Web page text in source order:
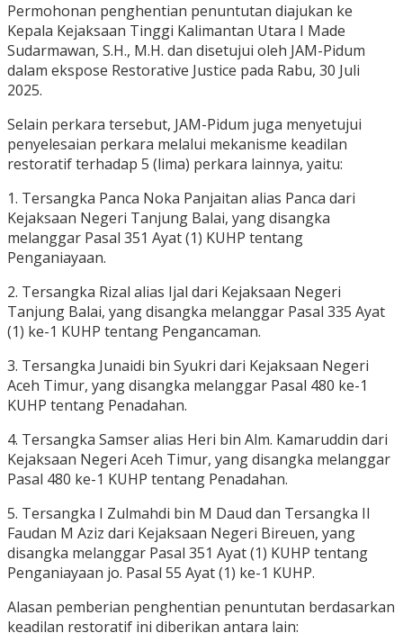
Permohonan penghentian penuntutan diajukan ke
Kepala Kejaksaan Tinggi Kalimantan Utara I Made
Sudarmawan, S.H., M.H. dan disetujui oleh JAM-Pidum
dalam ekspose Restorative Justice pada Rabu, 30 Juli
2025.
Selain perkara tersebut, JAM-Pidum juga menyetujui
penyelesaian perkara melalui mekanisme keadilan
restoratif terhadap 5 (lima) perkara lainnya, yaitu:
1. Tersangka Panca Noka Panjaitan alias Panca dari
Kejaksaan Negeri Tanjung Balai, yang disangka
melanggar Pasal 351 Ayat (1) KUHP tentang
Penganiayaan.
2. Tersangka Rizal alias Ijal dari Kejaksaan Negeri
Tanjung Balai, yang disangka melanggar Pasal 335 Ayat
(1) ke-1 KUHP tentang Pengancaman.
3. Tersangka Junaidi bin Syukri dari Kejaksaan Negeri
Aceh Timur, yang disangka melanggar Pasal 480 ke-1
KUHP tentang Penadahan.
4. Tersangka Samser alias Heri bin Alm. Kamaruddin dari
Kejaksaan Negeri Aceh Timur, yang disangka melanggar
Pasal 480 ke-1 KUHP tentang Penadahan.
5. Tersangka I Zulmahdi bin M Daud dan Tersangka II
Faudan M Aziz dari Kejaksaan Negeri Bireuen, yang
disangka melanggar Pasal 351 Ayat (1) KUHP tentang
Penganiayaan jo. Pasal 55 Ayat (1) ke-1 KUHP.
Alasan pemberian penghentian penuntutan berdasarkan
keadilan restoratif ini diberikan antara lain: